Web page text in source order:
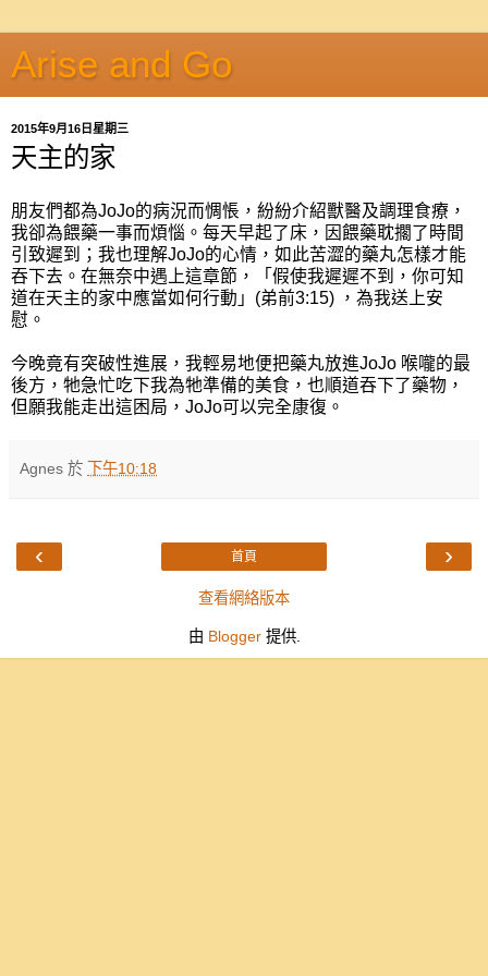
Arise and Go
2015年9月16日星期三
天主的家
朋友們都為JoJo的病況而惆悵，紛紛介紹獸醫及調理食療，
我卻為餵藥一事而煩惱。每天早起了床，因餵藥耽擱了時間
引致遲到；我也理解JoJo的心情，如此苦澀的藥丸怎樣才能
吞下去。在無奈中遇上這章節，「假使我遲遲不到，你可知
道在天主的家中應當如何行動」(弟前3:15) ，為我送上安
慰。
今晚竟有突破性進展，我輕易地便把藥丸放進JoJo 喉嚨的最
後方，牠急忙吃下我為牠準備的美食，也順道吞下了藥物，
但願我能走出這困局，JoJo可以完全康復。
Agnes 於 下午10:18
‹ ›
首頁
查看網絡版本
由 Blogger提供.